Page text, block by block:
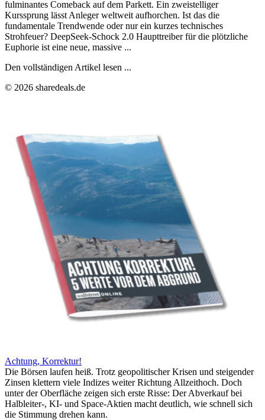
fulminantes Comeback auf dem Parkett. Ein zweistelliger
Kurssprung lässt Anleger weltweit aufhorchen. Ist das die
fundamentale Trendwende oder nur ein kurzes technisches
Strohfeuer? DeepSeek-Schock 2.0 Haupttreiber für die plötzliche
Euphorie ist eine neue, massive ...
Den vollständigen Artikel lesen ...
© 2026 sharedeals.de
Achtung, Korrektur!
Die Börsen laufen heiß. Trotz geopolitischer Krisen und steigender
Zinsen klettern viele Indizes weiter Richtung Allzeithoch. Doch
unter der Oberfläche zeigen sich erste Risse: Der Abverkauf bei
Halbleiter-, KI- und Space-Aktien macht deutlich, wie schnell sich
die Stimmung drehen kann.